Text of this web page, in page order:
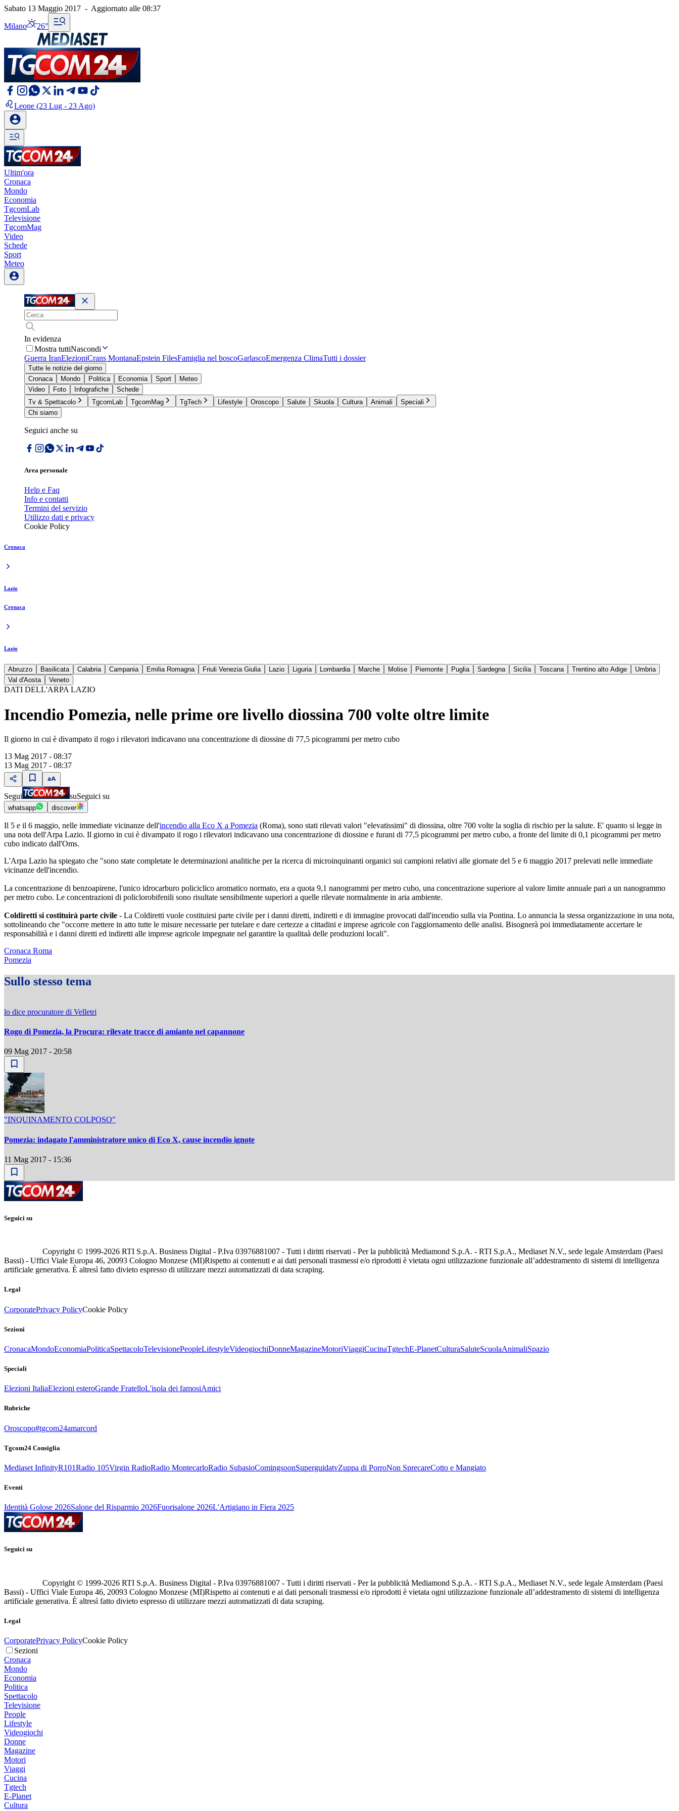
Sabato 13 Maggio 2017 - Aggiornato alle 08:37
Milano 26°
Leone (23 Lug - 23 Ago)
Ultim'ora
Cronaca
Mondo
Economia
TgcomLab
Televisione
TgcomMag
Video
Schede
Sport
Meteo
In evidenza
Mostra tuttiNascondi
Guerra IranElezioniCrans MontanaEpstein FilesFamiglia nel boscoGarlascoEmergenza ClimaTutti i dossier
Tutte le notizie del giorno
Cronaca
Mondo Politica Economia Sport
Meteo
Video
Foto Infografiche
Schede
Tv & Spettacolo
TgcomLab TgcomMag TgTech Lifestyle Oroscopo Salute Skuola Cultura Animali
Speciali
Chi siamo
Seguici anche su
Area personale
Help e Faq
Info e contatti
Termini del servizio
Utilizzo dati e privacy
Cookie Policy
Cronaca
Lazio
Cronaca
Lazio
Abruzzo Basilicata Calabria Campania Emilia Romagna Friuli Venezia Giulia Lazio Liguria Lombardia Marche Molise Piemonte Puglia Sardegna Sicilia Toscana Trentino alto Adige
Umbria
Val d'Aosta
Veneto
DATI DELL'ARPA LAZIO
Incendio Pomezia, nelle prime ore livello diossina 700 volte oltre limite
Il giorno in cui è divampato il rogo i rilevatori indicavano una concentrazione di diossine di 77,5 picogrammi per metro cubo
13 Mag 2017 - 08:37
13 Mag 2017 - 08:37
Segui suSeguici su
whatsapp discover
Il 5 e il 6 maggio, nelle immediate vicinanze dell'incendio alla Eco X a Pomezia (Roma), sono stati rilevati valori "elevatissimi" di diossina, oltre 700 volte la soglia di rischio per la salute. E' quanto si legge in
una nota dell'Arpa Lazio. Il giorno in cui è divampato il rogo i rilevatori indicavano una concentrazione di diossine e furani di 77,5 picogrammi per metro cubo, a fronte del limite di 0,1 picogrammi per metro
cubo indicato dall'Oms.
L'Arpa Lazio ha spiegato che "sono state completate le determinazioni analitiche per la ricerca di microinquinanti organici sui campioni relativi alle giornate del 5 e 6 maggio 2017 prelevati nelle immediate
vicinanze dell'incendio.
La concentrazione di benzoapirene, l'unico idrocarburo policiclico aromatico normato, era a quota 9,1 nanogrammi per metro cubo, una concentrazione superiore al valore limite annuale pari a un nanogrammo
per metro cubo. Le concentrazioni di policlorobifenili sono risultate sensibilmente superiori a quelle rilevate normalmente in aria ambiente.
Coldiretti si costituirà parte civile - La Coldiretti vuole costituirsi parte civile per i danni diretti, indiretti e di immagine provocati dall'incendio sulla via Pontina. Lo annuncia la stessa organizzazione in una nota,
sottolineando che "occorre mettere in atto tutte le misure necessarie per tutelare e dare certezze a cittadini e imprese agricole con l'aggiornamento delle analisi. Bisognerà poi immediatamente accertare le
responsabilità e i danni diretti ed indiretti alle imprese agricole impegnate nel garantire la qualitaà delle produzioni locali".
Cronaca Roma
Pomezia
Sullo stesso tema
lo dice procuratore di Velletri
Rogo di Pomezia, la Procura: rilevate tracce di amianto nel capannone
09 Mag 2017 - 20:58
"INQUINAMENTO COLPOSO"
Pomezia: indagato l'amministratore unico di Eco X, cause incendio ignote
11 Mag 2017 - 15:36
Seguici su
Copyright © 1999-2026 RTI S.p.A. Business Digital - P.Iva 03976881007 - Tutti i diritti riservati - Per la pubblicità Mediamond S.p.A. - RTI S.p.A., Mediaset N.V., sede legale Amsterdam (Paesi
Bassi) - Uffici Viale Europa 46, 20093 Cologno Monzese (MI)Rispetto ai contenuti e ai dati personali trasmessi e/o riprodotti è vietata ogni utilizzazione funzionale all’addestramento di sistemi di intelligenza
artificiale generativa. È altresì fatto divieto espresso di utilizzare mezzi automatizzati di data scraping.
Legal
CorporatePrivacy PolicyCookie Policy
Sezioni
CronacaMondoEconomiaPoliticaSpettacoloTelevisionePeopleLifestyleVideogiochiDonneMagazineMotoriViaggiCucinaTgtechE-PlanetCulturaSaluteScuolaAnimaliSpazio
Speciali
Elezioni ItaliaElezioni esteroGrande FratelloL'isola dei famosiAmici
Rubriche
Oroscopo#tgcom24amarcord
Tgcom24 Consiglia
Mediaset InfinityR101Radio 105Virgin RadioRadio MontecarloRadio SubasioComingsoonSuperguidatvZuppa di PorroNon SprecareCotto e Mangiato
Eventi
Identità Golose 2026Salone del Risparmio 2026Fuorisalone 2026L'Artigiano in Fiera 2025
Seguici su
Copyright © 1999-2026 RTI S.p.A. Business Digital - P.Iva 03976881007 - Tutti i diritti riservati - Per la pubblicità Mediamond S.p.A. - RTI S.p.A., Mediaset N.V., sede legale Amsterdam (Paesi
Bassi) - Uffici Viale Europa 46, 20093 Cologno Monzese (MI)Rispetto ai contenuti e ai dati personali trasmessi e/o riprodotti è vietata ogni utilizzazione funzionale all’addestramento di sistemi di intelligenza
artificiale generativa. È altresì fatto divieto espresso di utilizzare mezzi automatizzati di data scraping.
Legal
CorporatePrivacy PolicyCookie Policy
Sezioni
Cronaca
Mondo
Economia
Politica
Spettacolo
Televisione
People
Lifestyle
Videogiochi
Donne
Magazine
Motori
Viaggi
Cucina
Tgtech
E-Planet
Cultura